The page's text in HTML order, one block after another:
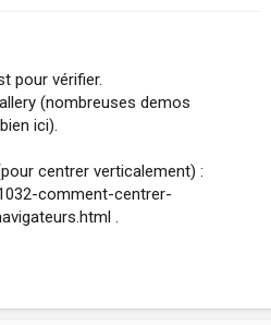
pour vérifier.
(nombreuses demos
ici).
centrer verticalement) :
comment-centrer-
.